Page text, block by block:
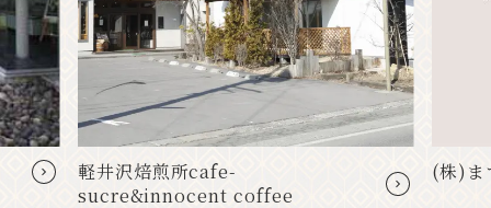
軽井沢焙煎所cafe-
sucre&innocent coffee
(株)ま